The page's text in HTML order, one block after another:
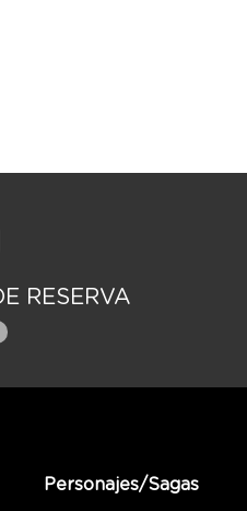
RESERVA
Personajes/Sagas